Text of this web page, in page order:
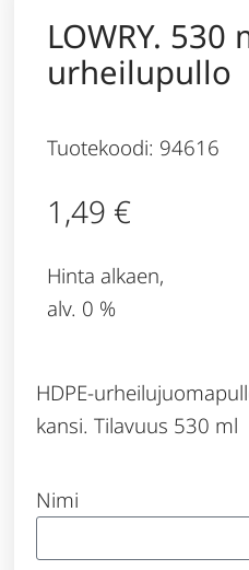
LOWRY. 530
urheilupullo
Tuotekoodi: 94616
1,49 €
Hinta alkaen,
alv. 0 %
HDPE-
kansi. Tilavuus 530 ml
Nimi